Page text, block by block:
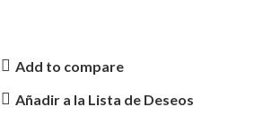
Add to compare
Añadir a la Lista de Deseos